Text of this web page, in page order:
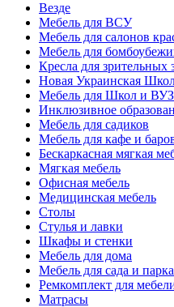
Везде
Мебель для ВСУ
Мебель для салонов
Мебель для
Кресла для зрительных
Новая Украинская
Мебель для Школ и
Инклюзивное
Мебель для садиков
Мебель для кафе и
Бескаркасная мягкая
Мягкая мебель
Офисная мебель
Медицинская мебель
Столы
Стулья и лавки
Шкафы и стенки
Мебель для дома
Мебель для сада и парка
Ремкомплект для
Матрасы